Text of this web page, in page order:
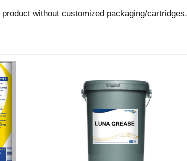
without customized packaging/cartridges.